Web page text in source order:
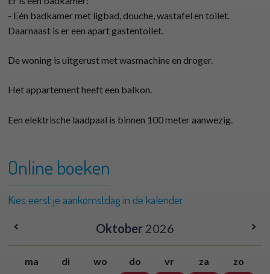
- Eén badkamer met ligbad, douche, wastafel en toilet.
Daarnaast is er een apart gastentoilet.
De woning is uitgerust met wasmachine en droger.
Het appartement heeft een balkon.
Een elektrische laadpaal is binnen 100 meter aanwezig.
Online boeken
Kies eerst je aankomstdag in de kalender
Oktober 2026
ma di wo do vr za zo